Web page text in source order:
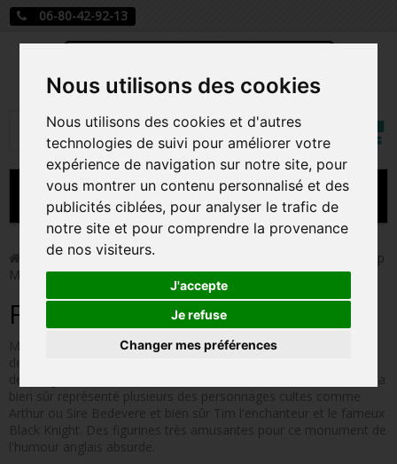
Nous utilisons des cookies
Nous utilisons des cookies et d'autres
technologies de suivi pour améliorer votre
expérience de navigation sur notre site, pour
vous montrer un contenu personnalisé et des
publicités ciblées, pour analyser le trafic de
notre site et pour comprendre la provenance
de nos visiteurs.
J'accepte
Je refuse
Changer mes préférences
06-80-42-92-13
Rechercher
Mon
MENU
CARTE A JOUER
PRÉCOMMANDE FIGURINES POP
FIGURINES POP MANGA
FIGURINES POP DISNEY
FIGURINES POP MARVEL
FIGURINES POP MUSIQUE
FIGURINES POP SÉRIE TV
Funko Pop! > Figurines Pop Autres Films
Figurines Pop
Monty Python
Figurines Pop Monty Python
Monty Python sacré graal est le film culte de la fameuse troupe
de comédiens anglais et racontant leur version très personnelle
de la légende d'Arthur et des chevaliers de la table ronde. Funko a
bien sûr représenté plusieurs des personnages cultes comme
Arthur ou Sire Bedevere et bien sûr Tim l'enchanteur et le fameux
Black Knight. Des figurines très amusantes pour ce monument de
l'humour anglais absurde.